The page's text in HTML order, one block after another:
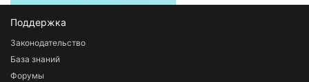
Поддержка
Законодательство
База знаний
Форумы